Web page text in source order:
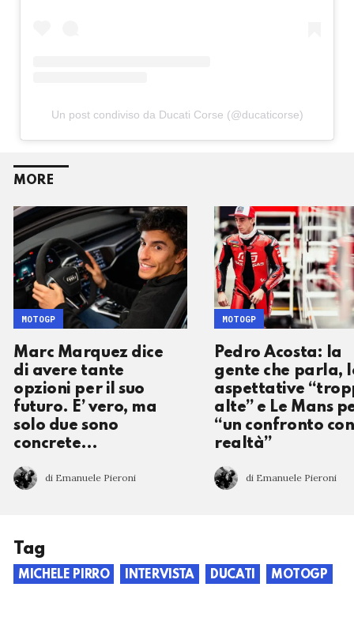
Un post condiviso da Ducati Corse (@ducaticorse)
MORE
Marc Marquez dice
di avere tante
opzioni per il suo
futuro. E’ vero, ma
solo due sono
concrete…
di Emanuele Pieroni
MOTOGP
Pedro Acosta: la
gente che parla,
aspettative
alte” e Le Mans
“un confronto
realtà”
di Emanuele Pieroni
MOTOGP
Tag
MICHELE PIRRO INTERVISTA DUCATI MOTOGP